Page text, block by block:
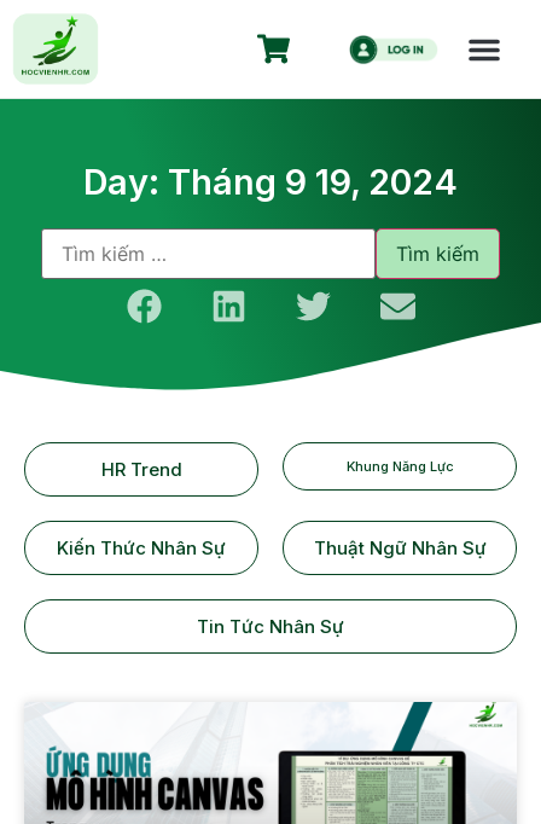
Day: Tháng 9 19, 2024
HR Trend Khung Năng Lực
Kiến Thức Nhân Sự Thuật Ngữ Nhân Sự
Tin Tức Nhân Sự